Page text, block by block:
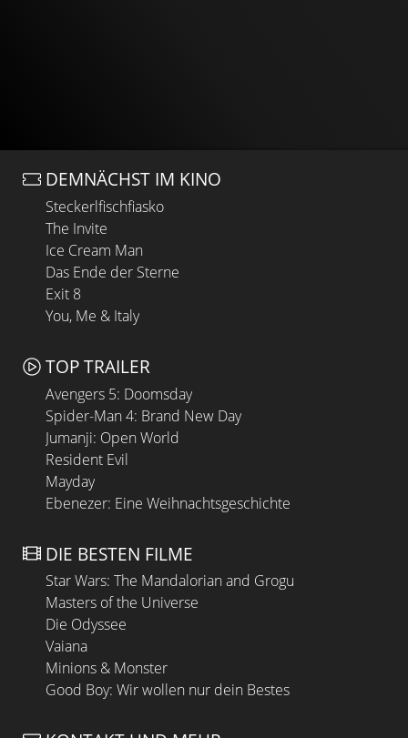
DEMNÄCHST IM KINO
Steckerlfischfiasko
The Invite
Ice Cream Man
Das Ende der Sterne
Exit 8
You, Me & Italy
TOP TRAILER
Avengers 5: Doomsday
Spider-Man 4: Brand New Day
Jumanji: Open World
Resident Evil
Mayday
Ebenezer: Eine Weihnachtsgeschichte
DIE BESTEN FILME
Star Wars: The Mandalorian and Grogu
Masters of the Universe
Die Odyssee
Vaiana
Minions & Monster
Good Boy: Wir wollen nur dein Bestes